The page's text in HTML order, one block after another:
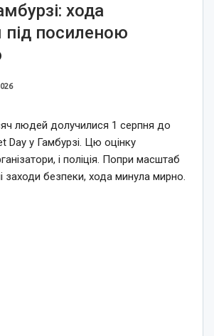
хода
під посиленою
людей долучилися 1 серпня до
Day у Гамбурзі. Цю оцінку
і поліція. Попри масштаб
заходи безпеки, хода минула мирно.